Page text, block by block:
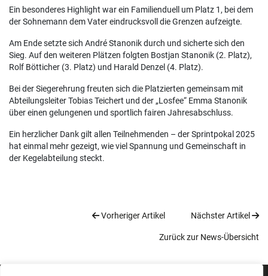
Ein besonderes Highlight war ein Familienduell um Platz 1, bei dem
der Sohnemann dem Vater eindrucksvoll die Grenzen aufzeigte.
Am Ende setzte sich André Stanonik durch und sicherte sich den
Sieg. Auf den weiteren Plätzen folgten Bostjan Stanonik (2. Platz),
Rolf Bötticher (3. Platz) und Harald Denzel (4. Platz).
Bei der Siegerehrung freuten sich die Platzierten gemeinsam mit
Abteilungsleiter Tobias Teichert und der „Losfee“ Emma Stanonik
über einen gelungenen und sportlich fairen Jahresabschluss.
Ein herzlicher Dank gilt allen Teilnehmenden – der Sprintpokal 2025
hat einmal mehr gezeigt, wie viel Spannung und Gemeinschaft in
der Kegelabteilung steckt.
Vorheriger Artikel Nächster Artikel
Zurück zur News-Übersicht